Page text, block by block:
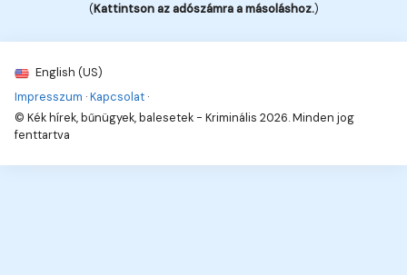
(Kattintson az adószámra a másoláshoz.)
English (US)
Impresszum ·Kapcsolat ·
© Kék hírek, bűnügyek, balesetek - Kriminális 2026. Minden jog
fenttartva